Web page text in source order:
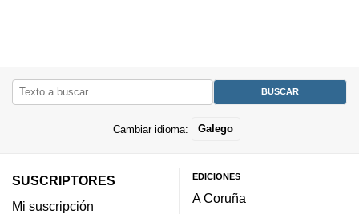
Cambiar idioma: Galego
SUSCRIPTORES
Mi suscripción
EDICIONES
A Coruña